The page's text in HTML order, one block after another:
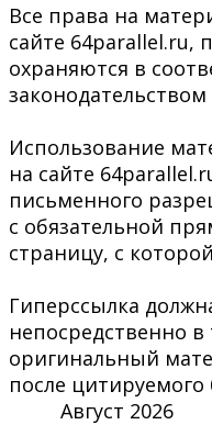
Все права на
сайте 64parallel.ru,
охраняются в
Использование
на сайте
письменного
с обязательной
страницу, с
Гиперссылка
непосредственно
оригинальный
после цитируемого
Август 2026